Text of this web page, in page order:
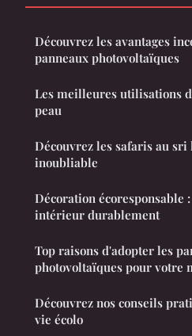
Découvrez les avantages
panneaux photovoltaïques
Les meilleures utilisations
peau
Découvrez les safaris au
inoubliable
Décoration écoresponsable
intérieur durablement
Top raisons d'adopter les
photovoltaïques pour votre
Découvrez nos conseils
vie écolo